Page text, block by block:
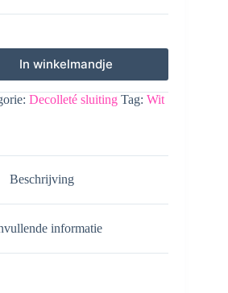
In winkelmandje
Decolleté sluiting Tag: Wit
Beschrijving
informatie